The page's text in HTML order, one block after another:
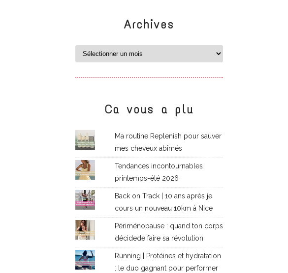
Archives
Ca vous a plu
Ma routine Replenish pour sauver
mes cheveux abîmés
Tendances incontournables
printemps-été 2026
Back on Track | 10 ans après je
cours un nouveau 10km à Nice
Périménopause : quand ton corps
décidede faire sa révolution
Running | Protéines et hydratation
: le duo gagnant pour performer